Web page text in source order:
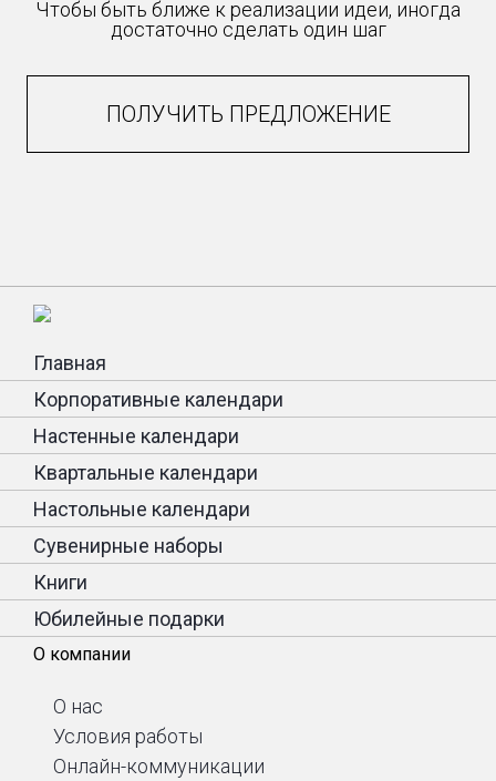
Чтобы быть ближе к реализации идеи, иногда
достаточно сделать один шаг
ПОЛУЧИТЬ ПРЕДЛОЖЕНИЕ
Главная
Корпоративные календари
Настенные календари
Квартальные календари
Настольные календари
Сувенирные наборы
Книги
Юбилейные подарки
О компании
О нас
Условия работы
Онлайн-коммуникации